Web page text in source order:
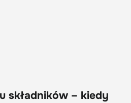
składników – kiedy